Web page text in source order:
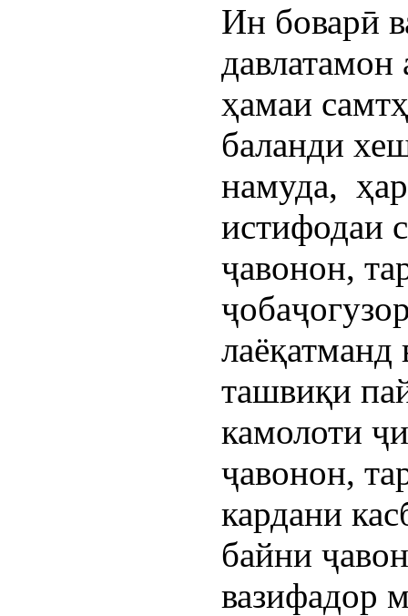
Ин боварӣ
давлатамон
ҳамаи
баланди
намуда,
истифодаи
ҷавонон,
лаёқатманд
ташвиқи
камолоти
ҷавонон,
кардани
байни
вазифадор